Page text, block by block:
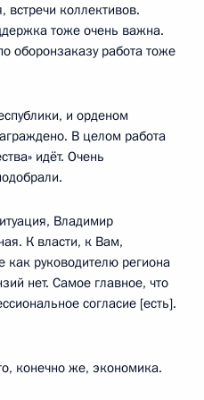
встречи коллективов.
тоже очень важна.
оборонзаказу работа тоже
и орденом
В целом работа
идёт. Очень
Владимир
К власти, к Вам,
руководителю региона
нет. Самое главное, что
согласие [есть].
конечно же, экономика.